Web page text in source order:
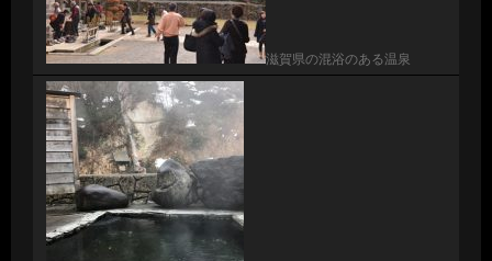
滋賀県の混浴のある温泉